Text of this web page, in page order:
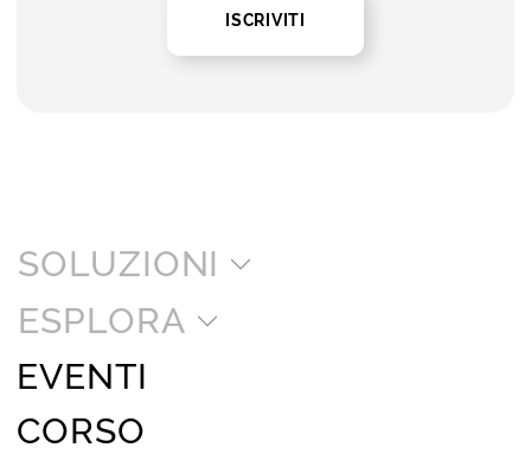
ISCRIVITI
SOLUZIONI
ESPLORA
EVENTI
CORSO